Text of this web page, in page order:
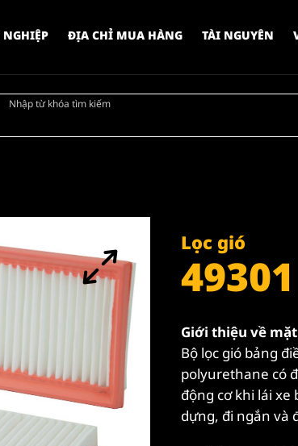
NGHIỆP ĐỊA CHỈ MUA HÀNG TÀI NGUYÊN
Nhập từ khóa tìm kiếm
Lọc gió
49301
Giới thiệu về
Bộ lọc gió bảng
polyurethane có
động cơ khi lái
dựng, đi ngắn và